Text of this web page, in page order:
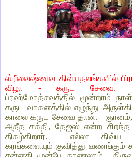
ஸ்ரீவைஷ்ணவ திவ்யதலங்களில்
விழா - கருட சேவை.
ப்ரஹ்மோத்சவத்தில் மூன்றாம்
கருட வாகனத்தில் எழுந்து
காலை கருட சேவை தான். ஞானம்,
அதீத சக்தி, தேஜஸ் என்ற
திகழ்கிறார். எல்லா திவ்ய
கரங்களையும் குவித்து வணங்கும்